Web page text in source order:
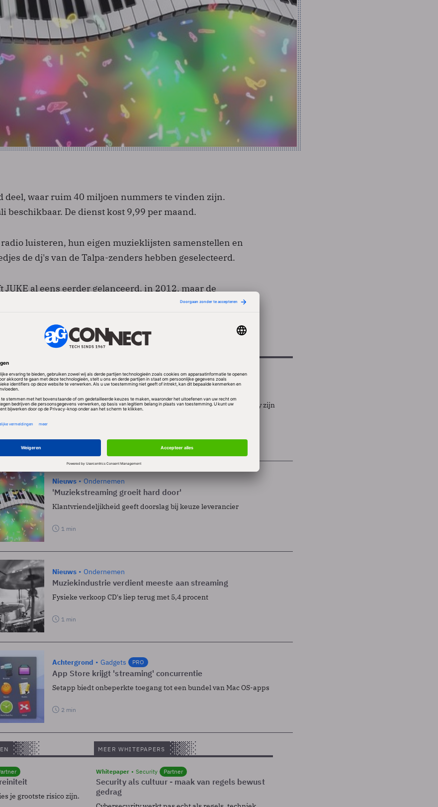
deel, waar ruim 40 miljoen nummers te vinden zijn.
beschikbaar. De dienst kost 9,99 per maand.
luisteren, hun eigen muzieklijsten samenstellen en
de dj's van de Talpa-zenders hebben geselecteerd.
JUKE al eens eerder gelanceerd, in 2012, maar de
succes. Nu waagt de winkelketen een nieuwe poging,
Nieuws Gadgets
Door het aanbod van streamingdiensten zoals Netflix en Spotify zijn
1 min
Nieuws Ondernemen
'Muziekstreaming groeit hard door'
Klantvriendeljikheid geeft doorslag bij keuze leverancier
1 min
Nieuws Ondernemen
Muziekindustrie verdient meeste aan streaming
Fysieke verkoop CD's liep terug met 5,4 procent
1 min
Achtergrond Gadgets PRO
App Store krijgt 'streaming' concurrentie
Setapp biedt onbeperkte toegang tot een bundel van Mac OS-apps
2 min
je grootste risico zijn.
MEER WHITEPAPERS
Whitepaper Security Partner
Security als cultuur - maak van regels bewust
gedrag